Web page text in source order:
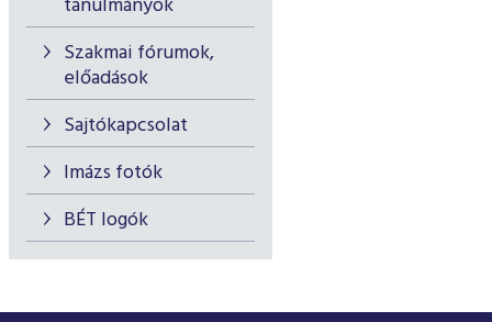
Szakmai fórumok,
előadások
Sajtókapcsolat
Imázs fotók
BÉT logók